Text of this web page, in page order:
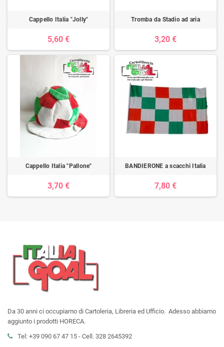
Cappello Italia "Jolly"
5,60 €
Tromba da Stadio ad aria
3,20 €
Cappello Italia "Pallone"
3,70 €
BANDIERONE a scacchi Italia
7,80 €
Da 30 anni ci occupiamo di Cartoleria, Libreria ed Ufficio. Adesso abbiamo
aggiunto i prodotti HORECA.
Tel: +39 090 67 47 15 - Cell. 328 2645392